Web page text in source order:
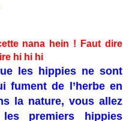
nana hein ! Faut dire
hi hi hi
les hippies ne sont
fument de l’herbe en
la nature, vous allez
premiers hippies